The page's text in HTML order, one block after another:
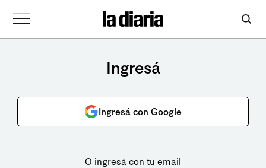
Ingresá
Ingresá con Google
O ingresá con tu email